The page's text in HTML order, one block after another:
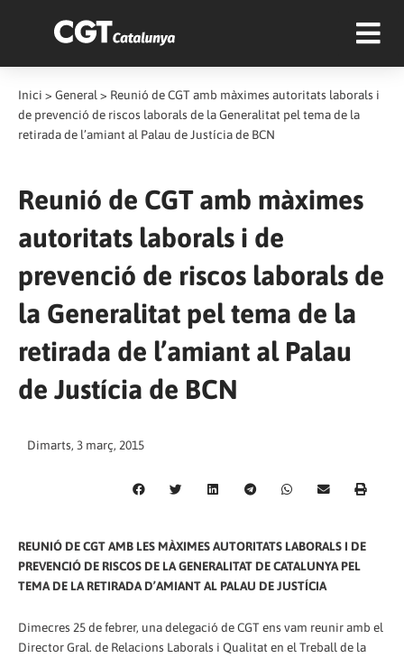
Inici > General > Reunió de CGT amb màximes autoritats laborals i
de prevenció de riscos laborals de la Generalitat pel tema de la
retirada de l’amiant al Palau de Justícia de BCN
Reunió de CGT amb màximes
autoritats laborals i de
prevenció de riscos laborals de
la Generalitat pel tema de la
retirada de l’amiant al Palau
de Justícia de BCN
Dimarts, 3 març, 2015
REUNIÓ DE CGT AMB LES MÀXIMES AUTORITATS LABORALS I DE
PREVENCIÓ DE RISCOS DE LA GENERALITAT DE CATALUNYA PEL
TEMA DE LA RETIRADA D’AMIANT AL PALAU DE JUSTÍCIA
Dimecres 25 de febrer, una delegació de CGT ens vam reunir amb el
Director Gral. de Relacions Laborals i Qualitat en el Treball de la